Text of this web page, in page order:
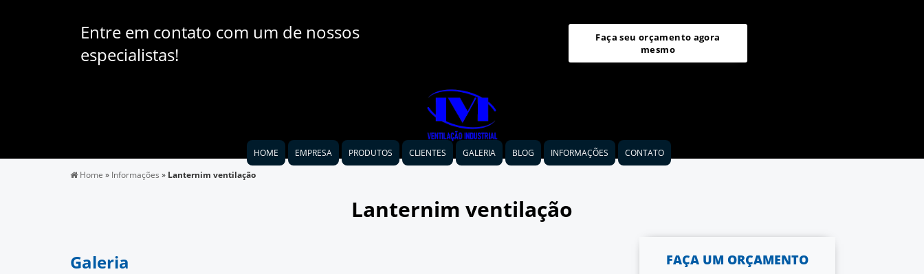
Entre em contato com um de nossos
especialistas!
Faça seu orçamento agora
mesmo
HOME EMPRESA PRODUTOS CLIENTES GALERIA BLOG INFORMAÇÕES
CONTATO
Home » Informações » Lanternim ventilação
Lanternim ventilação
Galeria FAÇA UM ORÇAMENTO